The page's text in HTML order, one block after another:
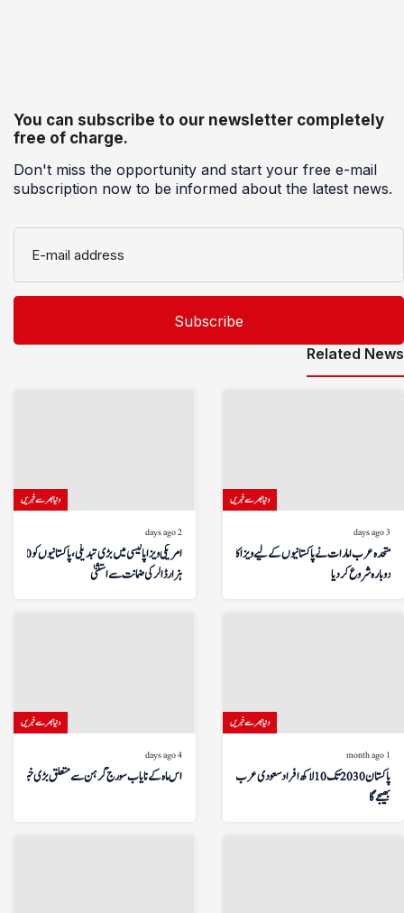
You can subscribe to our newsletter completely
free of charge.
Don't miss the opportunity and start your free e-mail
subscription now to be informed about the latest news.
E-mail address
Related News
دنیا بھر سے خبریں
2 days ago
امریکی ویزا پالیسی میں بڑی تبدیلی، پاکستانیوں کو 20
ہزار ڈالر کی ضمانت سے استثنیٰ
دنیا بھر سے خبریں
3 days ago
متحدہ عرب امارات نے پاکستانیوں کے لیے ویزا کا اجراء
دوبارہ شروع کر دیا
دنیا بھر سے خبریں
4 days ago
اس ماہ کے نایاب سورج گرہن سے متعلق بڑی خبر!
دنیا بھر سے خبریں
1 month ago
پاکستان 2030 تک 10 لاکھ افراد سعودی عرب
بھیجے گا